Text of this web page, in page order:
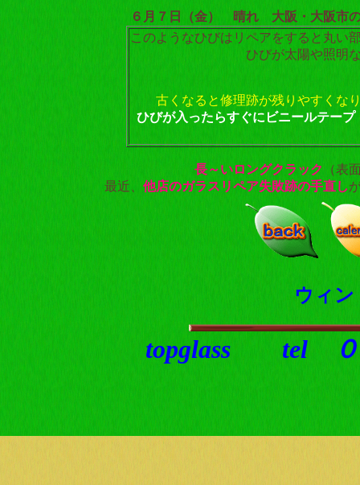
６月７日（金） 晴れ 大阪・大阪市
このようなひびはリペアをすると丸い
ひびが太陽や照明
古くなると修理跡が残りやすくな
ひびが入ったらすぐにビニールテー
長～いロングクラック
（表
最近、 他店のガラスリペア失敗跡の手直し
ウィン
topglass tel ０